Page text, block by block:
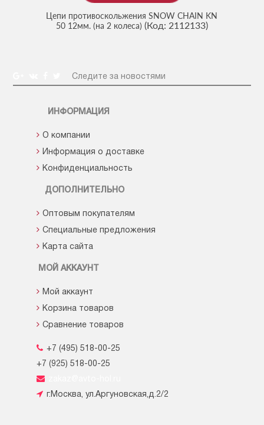
Цепи противоскольжения SNOW CHAIN KN
50 12мм. (на 2 колеса) (Код: 2112133)
Следите за новостями
ИНФОРМАЦИЯ
О компании
Информация о доставке
Конфиденциальность
ДОПОЛНИТЕЛЬНО
Оптовым покупателям
Специальные предложения
Карта сайта
МОЙ АККАУНТ
Мой аккаунт
Корзина товаров
Сравнение товаров
+7 (495) 518-00-25
+7 (925) 518-00-25
г.Москва, ул.Аргуновская,д.2/2